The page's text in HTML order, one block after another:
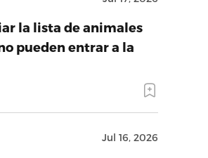
la lista de animales
pueden entrar a la
Jul 16, 2026